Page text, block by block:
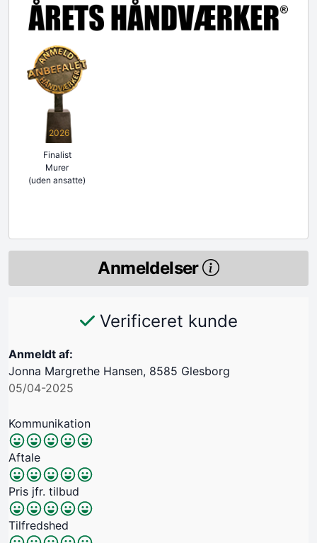
2026
Finalist
Murer
(uden ansatte)
Anmeldelser
Verificeret kunde
Anmeldt af:
Jonna Margrethe Hansen, 8585 Glesborg
05/04-2025
Kommunikation
Aftale
Pris jfr. tilbud
Tilfredshed